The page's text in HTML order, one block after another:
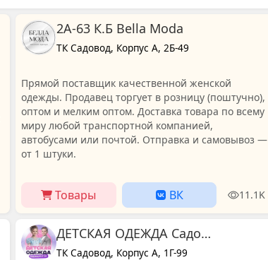
2А-63 К.Б Bella Moda
ТК Садовод, Корпус А, 2Б-49
Прямой поставщик качественной женской
одежды. Продавец торгует в розницу (поштучно),
оптом и мелким оптом. Доставка товара по всему
миру любой транспортной компанией,
автобусами или почтой. Отправка и самовывоз —
от 1 штуки.
Товары ВК 11.1K
ДЕТСКАЯ ОДЕЖДА Садовод корпус А 1г-99
ТК Садовод, Корпус А, 1Г-99